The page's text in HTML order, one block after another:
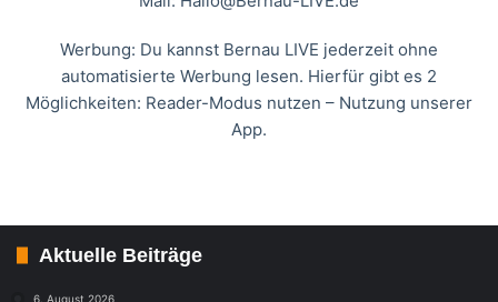
Werbung: Du kannst Bernau LIVE jederzeit ohne
automatisierte Werbung lesen. Hierfür gibt es 2
Möglichkeiten: Reader-Modus nutzen – Nutzung unserer
App.
Aktuelle Beiträge
6. August 2026